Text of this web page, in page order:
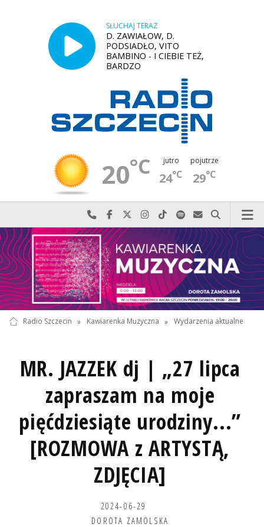
SŁUCHAJ TERAZ
D. ZAWIAŁOW, D.
PODSIADŁO, VITO
BAMBINO - I CIEBIE TEŻ,
BARDZO
20°C jutro
24°C
pojutrze
29°C
Najlepiej po prostu do nas zadzwoń
Odwiedź nas na Facebook-u
Odwiedź nas na X
Odwiedź nas na Instagram-ie
Odwiedź nas na TikTok-u
Szukaj nas na Spotify
Wyślij do nas
Szukaj
Radio Szczecin » Kawiarenka Muzyczna » Wydarzenia aktualne
MR. JAZZEK dj | „27 lipca
zapraszam na moje
pięćdziesiąte urodziny...”
[ROZMOWA z ARTYSTĄ,
ZDJĘCIA]
2024-06-29
DOROTA ZAMOLSKA